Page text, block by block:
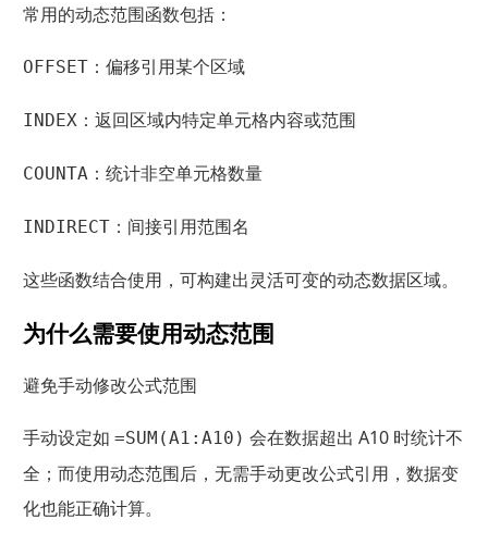
常用的动态范围函数包括：
OFFSET：偏移引用某个区域
INDEX：返回区域内特定单元格内容或范围
COUNTA：统计非空单元格数量
INDIRECT：间接引用范围名
这些函数结合使用，可构建出灵活可变的动态数据区域。
为什么需要使用动态范围
避免手动修改公式范围
手动设定如 =SUM(A1:A10) 会在数据超出 A10 时统计不
全；而使用动态范围后，无需手动更改公式引用，数据变
化也能正确计算。